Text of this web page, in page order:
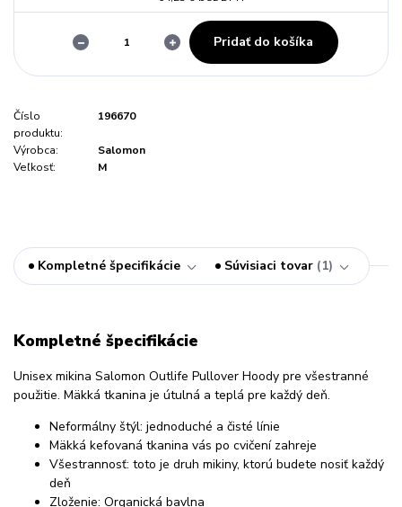
Pridať do košíka
Číslo
produktu:
196670
Výrobca:
Salomon
Veľkosť:
M
Kompletné špecifikácie Súvisiaci tovar 1
Kompletné špecifikácie
Unisex mikina Salomon Outlife Pullover Hoody pre všestranné
použitie. Mäkká tkanina je útulná a teplá pre každý deň.
Neformálny štýl: jednoduché a čisté línie
Mäkká kefovaná tkanina vás po cvičení zahreje
Všestrannosť: toto je druh mikiny, ktorú budete nosiť každý
deň
Zloženie: Organická bavlna